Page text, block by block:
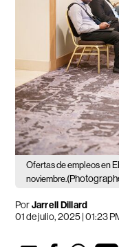
Ofertas de empleos en
noviembre.
PorJarrell Dillard
01 de julio, 2025 | 01:23